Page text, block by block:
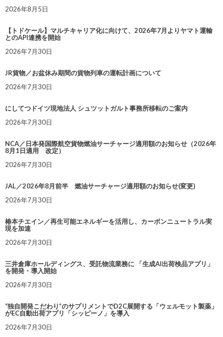
2026年8月5日
【トドケール】マルチキャリア化に向けて、2026年7月よりヤマト運輸
とのAPI連携を開始
2026年7月30日
JR貨物／お盆休み期間の貨物列車の運転計画について
2026年7月30日
にしてつドイツ現地法人 シュツットガルト事務所移転のご案内
2026年7月30日
NCA／日本発国際航空貨物燃油サーチャージ適用額のお知らせ（2026年
8月1日適用 改定）
2026年7月30日
JAL／2026年8月前半 燃油サーチャージ適用額のお知らせ(変更)
2026年7月30日
椿本チエイン／再生可能エネルギーを活用し、カーボンニュートラル実
現を加速
2026年7月30日
三井倉庫ホールディングス、受託物流業務に 「生成AI出荷検品アプリ」
を開発・導入開始
2026年7月30日
“独自開発こだわり”のサプリメントでD2C展開する「ウェルモット製薬」
がEC自動出荷アプリ「シッピーノ」を導入
2026年7月30日